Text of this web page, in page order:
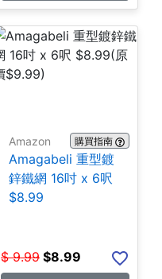
Amazon 購買指南
Amagabeli 重型鍍
鋅鐵網 16吋 x 6呎
$8.99
$ 9.99 $8.99